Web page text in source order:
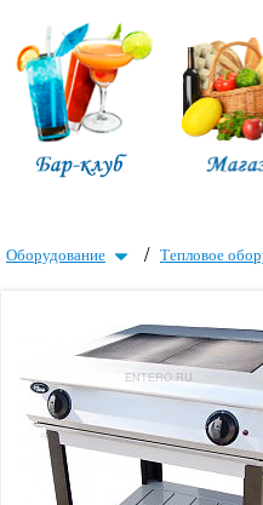
Оборудование / Тепловое